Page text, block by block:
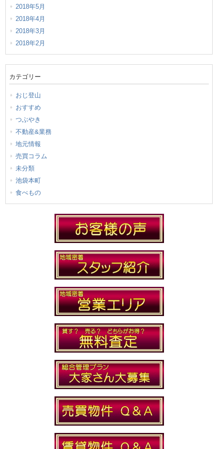
2018年5月
2018年4月
2018年3月
2018年2月
カテゴリー
おじ登山
おすすめ
つぶやき
不動産&業務
地元情報
売買コラム
未分類
池袋本町
食べもの